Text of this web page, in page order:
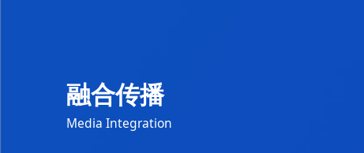
融合传播
Media Integration